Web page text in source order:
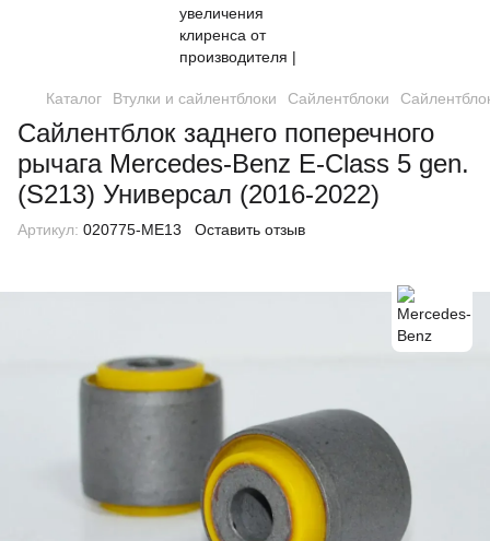
Каталог Втулки и сайлентблоки Сайлентблоки
Сайлентблок заднего поперечного
рычага Mercedes-Benz E-Class 5 gen.
(S213) Универсал (2016-2022)
Артикул: 020775-ME13 Оставить отзыв